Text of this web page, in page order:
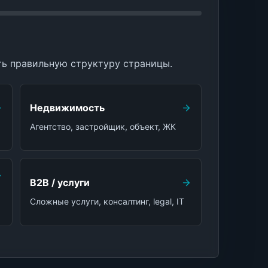
правильную структуру страницы.
Недвижимость
Агентство, застройщик, объект, ЖК
B2B / услуги
Сложные услуги, консалтинг, legal, IT